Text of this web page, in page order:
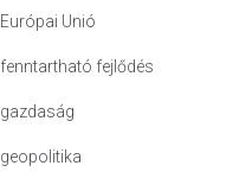
Európai Unió
fenntartható fejlődés
gazdaság
geopolitika